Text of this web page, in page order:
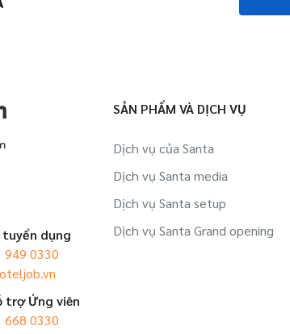
tuyển dụng
949 0330
trợ Ứng viên
668 0330
SẢN PHẨM VÀ DỊCH VỤ
Dịch vụ của Santa
Dịch vụ Santa media
Dịch vụ Santa setup
Dịch vụ Santa Grand opening